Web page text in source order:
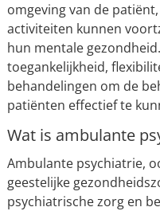
omgeving van de
activiteiten kunnen
hun mentale
toegankelijkheid,
behandelingen om de
patiënten effectief te
Wat is ambulante
Ambulante psychiatrie,
geestelijke
psychiatrische zorg en